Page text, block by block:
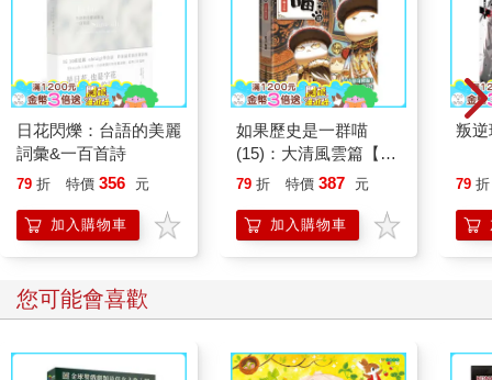
日花閃爍：台語的美麗
詞彙&一百首詩
79 折 特價 356 元
加入購物車
如果歷史是一群喵
(15)：大清風雲篇【萌
貓漫畫學歷史】
79 折 特價 387 元
加入購物車
叛逆
79 折
您可能會喜歡